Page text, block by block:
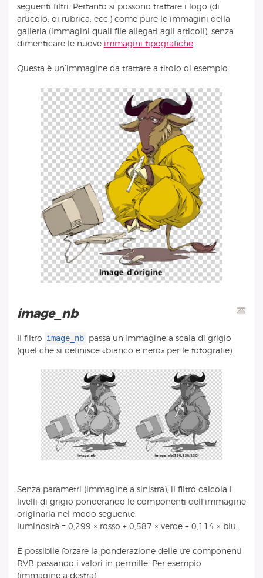
seguenti filtri. Pertanto si possono trattare i logo (di
articolo, di rubrica, ecc.) come pure le immagini della
galleria (immagini quali file allegati agli articoli), senza
dimenticare le nuove immagini tipografiche.
Questa è un’immagine da trattare a titolo di esempio.
image_nb
Il filtro image_nb passa un’immagine a scala di grigio
(quel che si definisce «bianco e nero» per le fotografie).
Senza parametri (immagine a sinistra), il filtro calcola i
livelli di grigio ponderando le componenti dell’immagine
originaria nel modo seguente:
luminosità = 0,299 × rosso + 0,587 × verde + 0,114 × blu.
È possibile forzare la ponderazione delle tre componenti
RVB passando i valori in permille. Per esempio
(immagine a destra):